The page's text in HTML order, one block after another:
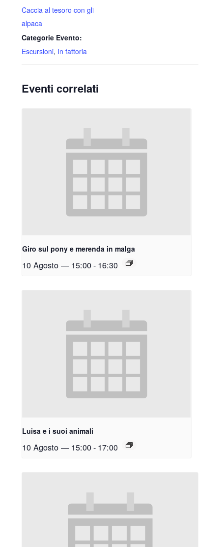
Caccia al tesoro con gli
alpaca
Categorie Evento:
Escursioni, In fattoria
Eventi correlati
Giro sul pony e merenda in malga
10 Agosto — 15:00- 16:30
Luisa e i suoi animali
10 Agosto — 15:00- 17:00